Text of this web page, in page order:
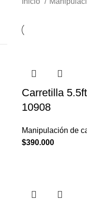
Carretilla
10908
Manipulación de
$390.000